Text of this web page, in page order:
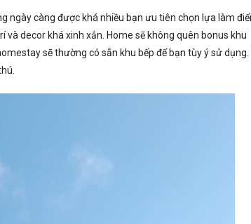
ngày càng được khá nhiều bạn ưu tiên chọn lựa làm
decor khá xinh xắn. Home sẽ không quên bonus khu
sẽ thường có sẵn khu bếp để bạn tùy ý sử dụng.